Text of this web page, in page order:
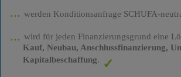
werden Konditionsanfrage SCHUFA-
wird für jeden Finanzierungsgrund eine
Kauf, Neubau, Anschlussfinanzierung,
Kapitalbeschaffung.